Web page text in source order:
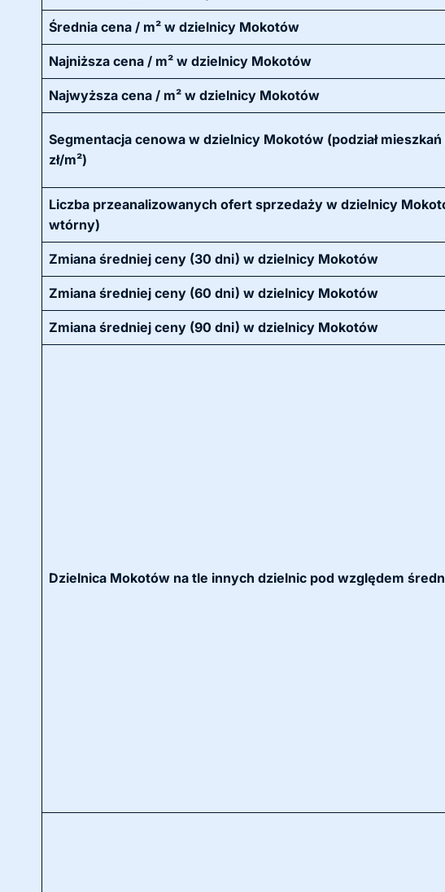
Średnia cena / m² w dzielnicy Mokotów
Najniższa cena / m² w dzielnicy Mokotów
Najwyższa cena / m² w dzielnicy Mokotów
Segmentacja cenowa w dzielnicy Mokotów (podział
zł/m²)
Liczba przeanalizowanych ofert sprzedaży w dzielnicy
wtórny)
Zmiana średniej ceny (30 dni) w dzielnicy Mokotów
Zmiana średniej ceny (60 dni) w dzielnicy Mokotów
Zmiana średniej ceny (90 dni) w dzielnicy Mokotów
Dzielnica Mokotów na tle innych dzielnic pod względem